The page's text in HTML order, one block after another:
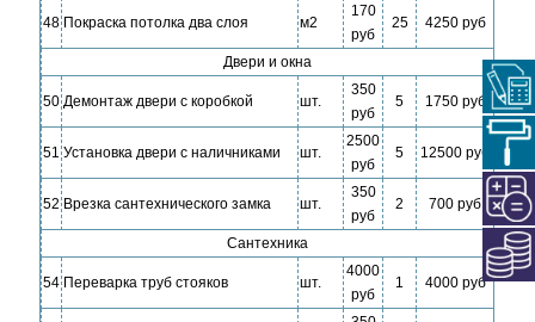
48 Покраска потолка два слоя м2
170
руб
25 4250 руб
Двери и окна
50 Демонтаж двери с коробкой шт.
350
руб
5 1750 руб
51 Установка двери с наличниками шт.
2500
руб
5 12500 руб
52 Врезка сантехнического замка шт.
350
руб
2 700 руб
Сантехника
54 Переварка труб стояков шт.
4000
руб
1 4000 руб